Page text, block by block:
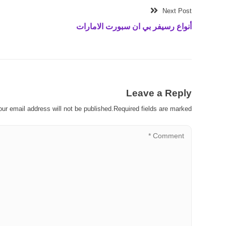
Next Post
أنواع رسيفر بي ان سبورت الامارات
Leave a Reply
email address will not be published.Required fields are marked